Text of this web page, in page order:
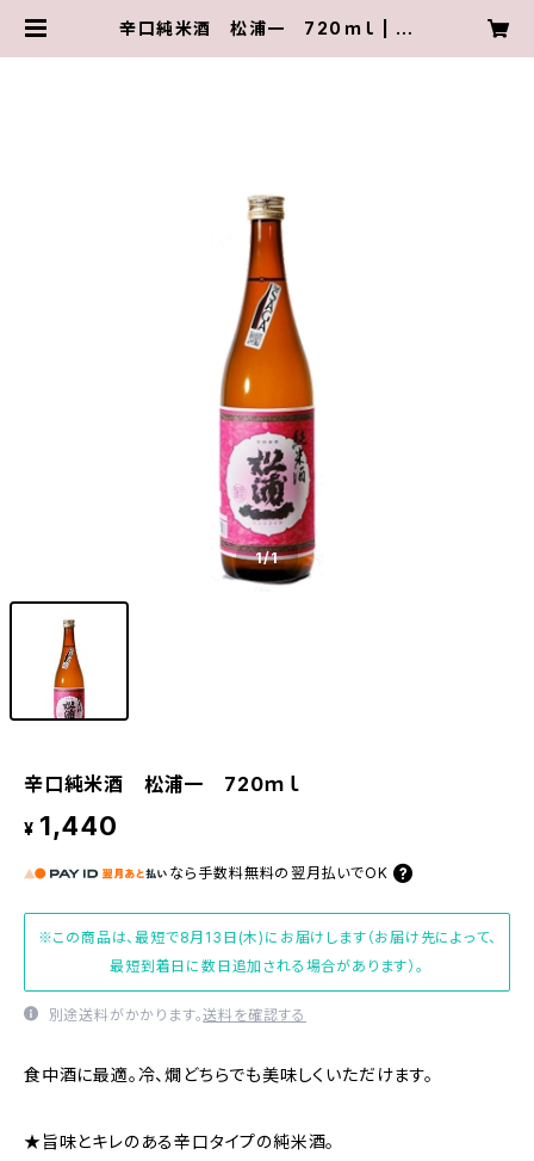
辛口純米酒 松浦一 720ｍｌ | 松
1/1
辛口純米酒 松浦一 720ｍｌ
¥ 1,440
なら 手数料無料の 翌月払いでOK
※この商品は、最短で8月13日(木)にお届けします（お届け先によって、
最短到着日に数日追加される場合があります）。
別途送料がかかります。送料を確認する
食中酒に最適。冷、燗どちらでも美味しくいただけます。
★旨味とキレのある辛口タイプの純米酒。